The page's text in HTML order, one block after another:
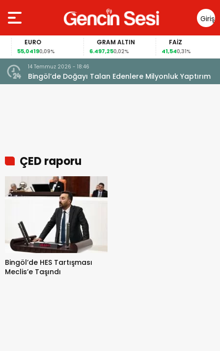
Giriş
Yap
EURO
55,04190,09%
GRAM ALTIN
6.497,250,02%
FAİZ
41,540,31%
14 Temmuz 2026 - 18:46
Bingöl’de Doğayı Talan Edenlere Milyonluk Yaptırım
ÇED raporu
Bingöl’de HES Tartışması
Meclis’e Taşındı